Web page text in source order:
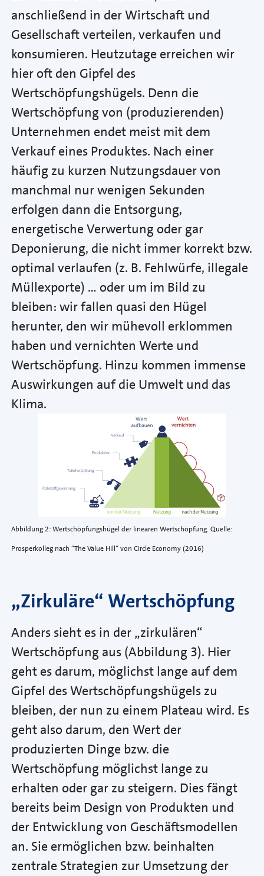
anschließend in der Wirtschaft und
Gesellschaft verteilen, verkaufen und
konsumieren. Heutzutage erreichen wir
hier oft den Gipfel des
Wertschöpfungshügels. Denn die
Wertschöpfung von (produzierenden)
Unternehmen endet meist mit dem
Verkauf eines Produktes. Nach einer
häufig zu kurzen Nutzungsdauer von
manchmal nur wenigen Sekunden
erfolgen dann die Entsorgung,
energetische Verwertung oder gar
Deponierung, die nicht immer korrekt bzw.
optimal verlaufen (z. B. Fehlwürfe, illegale
Müllexporte) … oder um im Bild zu
bleiben: wir fallen quasi den Hügel
herunter, den wir mühevoll erklommen
haben und vernichten Werte und
Wertschöpfung. Hinzu kommen immense
Auswirkungen auf die Umwelt und das
Klima.
Abbildung 2: Wertschöpfungshügel der linearen Wertschöpfung. Quelle:
Prosperkolleg nach “The Value Hill“ von Circle Economy (2016)
„Zirkuläre“ Wertschöpfung
Anders sieht es in der „zirkulären“
Wertschöpfung aus (Abbildung 3). Hier
geht es darum, möglichst lange auf dem
Gipfel des Wertschöpfungshügels zu
bleiben, der nun zu einem Plateau wird. Es
geht also darum, den Wert der
produzierten Dinge bzw. die
Wertschöpfung möglichst lange zu
erhalten oder gar zu steigern. Dies fängt
bereits beim Design von Produkten und
der Entwicklung von Geschäftsmodellen
an. Sie ermöglichen bzw. beinhalten
zentrale Strategien zur Umsetzung der